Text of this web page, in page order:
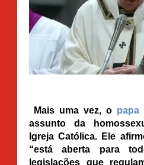
Mais uma vez, o papa
assunto da
Igreja Católica. Ele
“está aberta para
legislações que